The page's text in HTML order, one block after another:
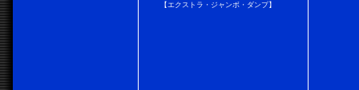
【エクストラ・ジャンボ・ダンプ】